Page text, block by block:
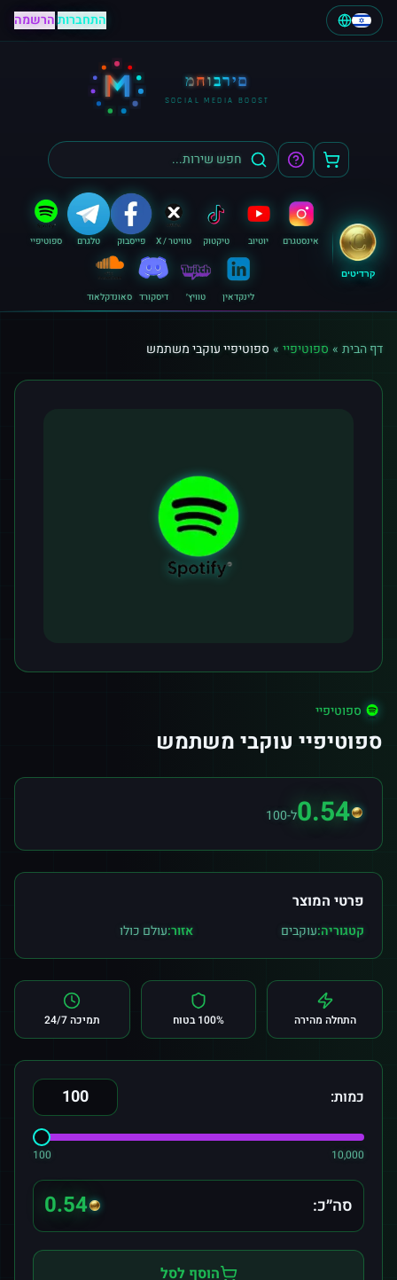
התחברות|הרשמה
M מחוברים
SOCIAL MEDIA BOOST
קרדיטים
אינסטגרם יוטיוב טיקטוק טוויטר / X פייסבוק טלגרם ספוטיפיי
לינקדאין טוויץ׳ דיסקורד סאונדקלאוד
דף הבית » ספוטיפיי » ספוטיפיי עוקבי משתמש
ספוטיפיי
ספוטיפיי עוקבי משתמש
0.54ל-100
פרטי המוצר
קטגוריה:עוקבים אזור:עולם כולו
התחלה מהירה 100% בטוח תמיכה 24/7
כמות:
100 10,000
סה״כ: 0.54
הוסף לסל